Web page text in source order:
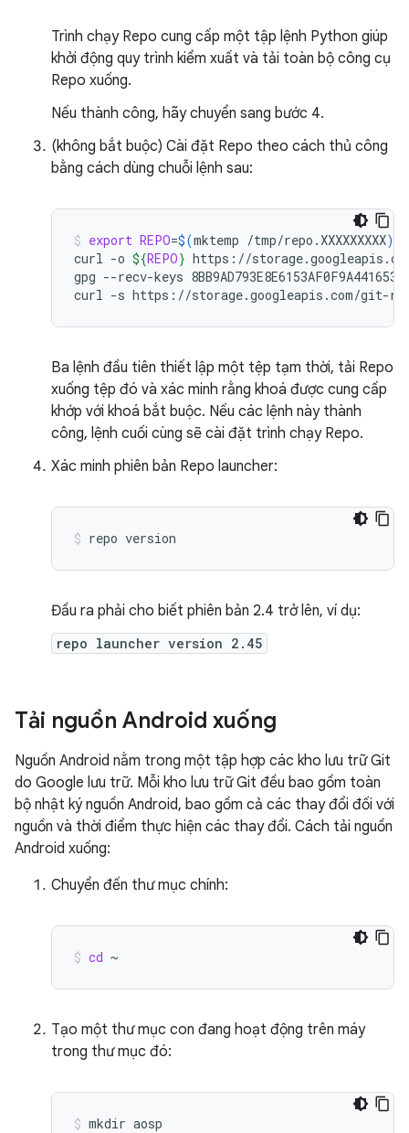
Trình chạy Repo cung cấp một tập lệnh Python giúp
khởi động quy trình kiểm xuất và tải toàn bộ công cụ
Repo xuống.
Nếu thành công, hãy chuyển sang bước 4.
(không bắt buộc) Cài đặt Repo theo cách thủ công
bằng cách dùng chuỗi lệnh sau:
export REPO=$(mktemp /tmp/repo.XXXXXXXXX)
curl -o ${REPO} https://
gpg --recv-keys
curl -s https://storage.googleapis.com/git-
Ba lệnh đầu tiên thiết lập một tệp tạm thời, tải Repo
xuống tệp đó và xác minh rằng khoá được cung cấp
khớp với khoá bắt buộc. Nếu các lệnh này thành
công, lệnh cuối cùng sẽ cài đặt trình chạy Repo.
Xác minh phiên bản Repo launcher:
repo version
Đầu ra phải cho biết phiên bản 2.4 trở lên, ví dụ:
repo launcher version 2.45
Tải nguồn Android xuống
Nguồn Android nằm trong một tập hợp các kho lưu trữ Git
do Google lưu trữ. Mỗi kho lưu trữ Git đều bao gồm toàn
bộ nhật ký nguồn Android, bao gồm cả các thay đổi đối với
nguồn và thời điểm thực hiện các thay đổi. Cách tải nguồn
Android xuống:
Chuyển đến thư mục chính:
cd ~
Tạo một thư mục con đang hoạt động trên máy
trong thư mục đó:
mkdir aosp